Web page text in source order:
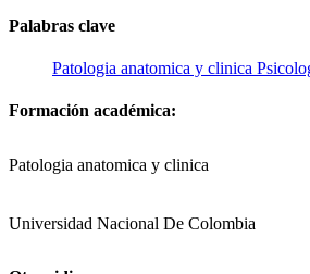
Palabras clave
Patologia anatomica y clinica
Formación académica:
Patologia anatomica y clinica
Universidad Nacional De Colombia